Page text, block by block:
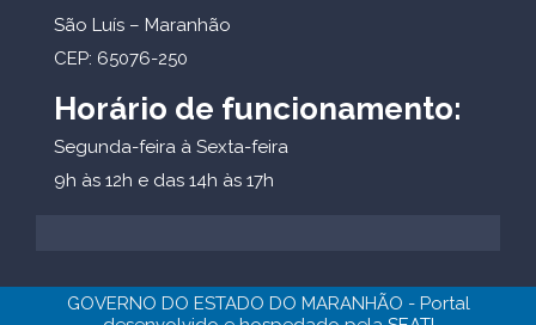
São Luís – Maranhão
CEP: 65076-250
Horário de funcionamento:
Segunda-feira à Sexta-feira
9h às 12h e das 14h às 17h
GOVERNO DO ESTADO DO MARANHÃO - Portal